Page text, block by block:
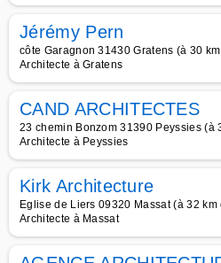
Jérémy Pern
côte Garagnon 31430 Gratens (à 30
Architecte à Gratens
CAND ARCHITECTES
23 chemin Bonzom 31390 Peyssies (à
Architecte à Peyssies
Kirk Architecture
Eglise de Liers 09320 Massat (à 32
Architecte à Massat